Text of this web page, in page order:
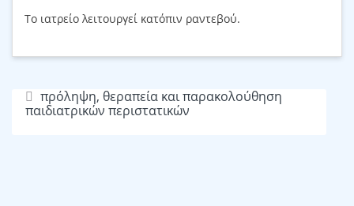
Το ιατρείο λειτουργεί κατόπιν ραντεβού.
πρόληψη, θεραπεία και παρακολούθηση
παιδιατρικών περιστατικών